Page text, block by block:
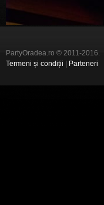
PartyOradea.ro © 2011-2016.
Termeni și condiții
Parteneri